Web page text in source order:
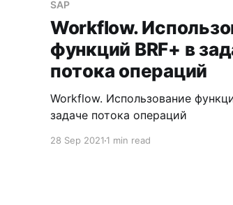
SAP
Workflow.
функций BRF+ в
потока операций
Workflow. Использование
задаче потока операций
28 Sep 2021 1 min read